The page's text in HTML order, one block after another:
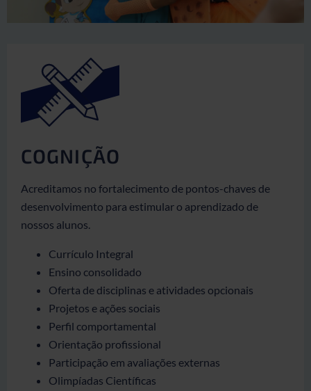
COGNIÇÃO
Acreditamos no fortalecimento de pontos-chaves de
desenvolvimento para estimular o aprendizado de
nossos alunos.
Currículo Integral
Ensino consolidado
Oferta de disciplinas e atividades opcionais
Projetos e ações sociais
Perfil comportamental
Orientação profissional
Participação em avaliações externas
Olimpíadas Científicas